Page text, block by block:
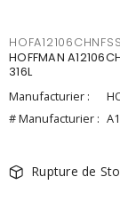
HOFFMAN
316L
Manufacturier :
# Manufacturier :
Rupture de